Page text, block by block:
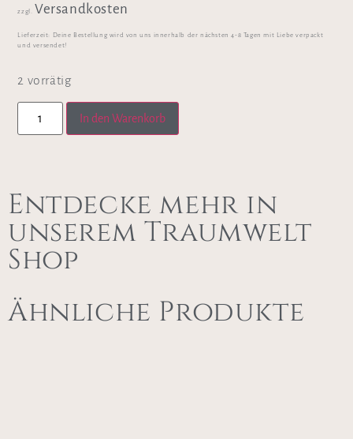
zzgl. Versandkosten
Lieferzeit:
Deine Bestellung wird von uns innerhalb der nächsten 4-8 Tagen mit Liebe verpackt
und versendet!
2 vorrätig
In den Warenkorb
Entdecke mehr in
unserem Traumwelt
Shop
Ähnliche Produkte